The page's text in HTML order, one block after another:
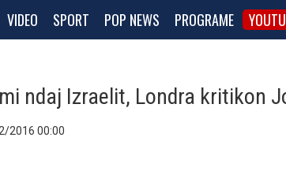
VIDEO SPORT POP NEWS PROGRAME
ndaj Izraelit, Londra kritikon
2016 00:00